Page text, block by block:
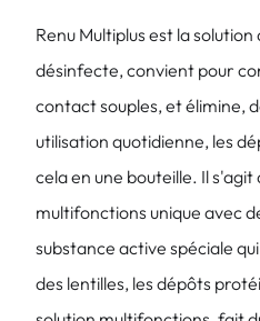
Renu Multiplus est la
désinfecte, convient pour
contact souples, et élimine,
utilisation quotidienne, les
cela en une bouteille. Il s'agit
multifonctions unique avec
substance active spéciale
des lentilles, les dépôts